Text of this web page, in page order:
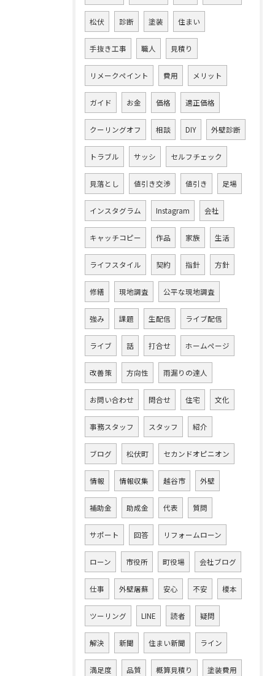
松伏 診断 塗装 住まい
手抜き工事 職人 見積り
リメークペイント 費用 メリット
ガイド お金 価格 適正価格
クーリングオフ 相談 DIY 外壁診断
トラブル サッシ セルフチェック
見落とし 値引き交渉 値引き 足場
インスタグラム Instagram 会社
キャッチコピー 作品 家族 生活
ライフスタイル 契約 指針 方針
修繕 現地調査 公平な現地調査
強み 課題 生配信 ライブ配信
ライブ 話 打合せ ホームページ
改善策 方向性 雨漏りの達人
お問い合わせ 問合せ 住宅 文化
事務スタッフ スタッフ 紹介
ブログ 松伏町 セカンドオピニオン
情報 情報収集 越谷市 外壁
補助金 助成金 代表 質問
サポート 回答 リフォームローン
ローン 市役所 町役場 会社ブログ
仕事 外壁屠蘇 安心 不安 榎本
ツーリング LINE 読者 疑問
解決 新聞 住まい新聞 ライン
満足度 品質 概算見積り 塗装費用